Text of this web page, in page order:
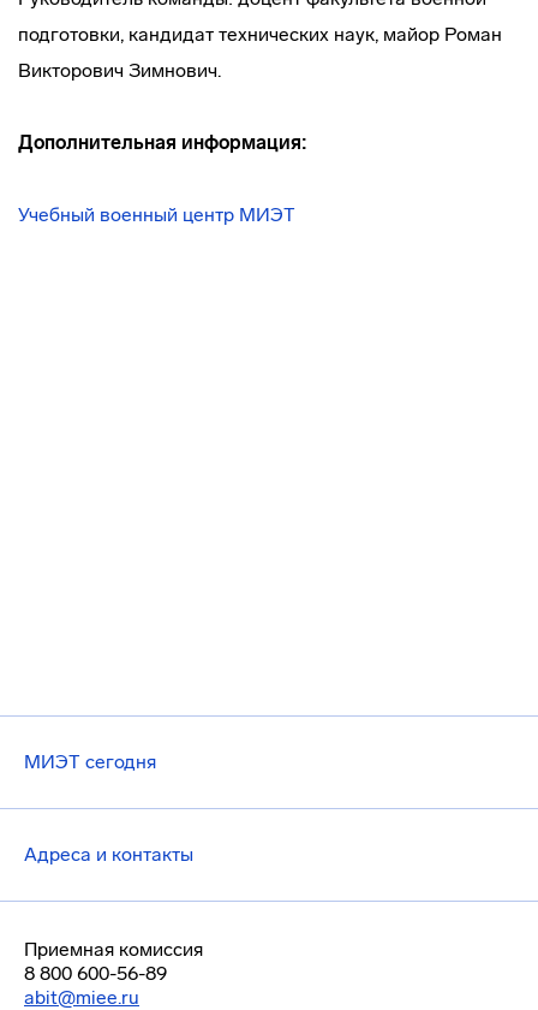
подготовки, кандидат технических наук, майор Роман
Викторович Зимнович.
Дополнительная информация:
Учебный военный центр МИЭТ
МИЭТ сегодня
Адреса и контакты
Приемная комиссия
8 800 600-56-89
abit@miee.ru